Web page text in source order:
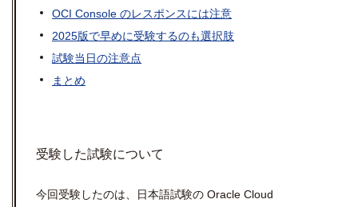
OCI Console のレスポンスには注意
2025版で早めに受験するのも選択肢
試験当日の注意点
まとめ
受験した試験について
今回受験したのは、日本語試験の Oracle Cloud